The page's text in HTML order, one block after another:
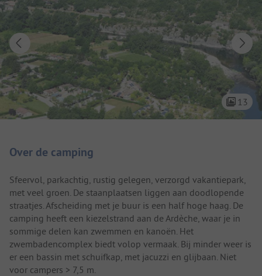
13
Over de camping
Sfeervol, parkachtig, rustig gelegen, verzorgd vakantiepark,
met veel groen. De staanplaatsen liggen aan doodlopende
straatjes. Afscheiding met je buur is een half hoge haag. De
camping heeft een kiezelstrand aan de Ardèche, waar je in
sommige delen kan zwemmen en kanoën. Het
zwembadencomplex biedt volop vermaak. Bij minder weer is
er een bassin met schuifkap, met jacuzzi en glijbaan. Niet
voor campers > 7,5 m.